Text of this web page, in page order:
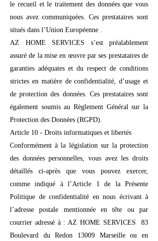
le recueil et le traitement des données que vous
nous avez communiquées. Ces prestataires sont
situés dans l’Union Européenne .
AZ HOME SERVICES s’est préalablement
assuré de la mise en œuvre par ses prestataires de
garanties adéquates et du respect de conditions
strictes en matière de confidentialité, d’usage et
de protection des données. Ces prestataires sont
également soumis au Règlement Général sur la
Protection des Données (RGPD).
Article 10 - Droits informatiques et libertés
Conformément à la législation sur la protection
des données personnelles, vous avez les droits
détaillés ci-après que vous pouvez exercer,
comme indiqué à l’Article 1 de la Présente
Politique de confidentialité en nous écrivant à
l’adresse postale mentionnée en tête ou par
courrier adressé à : AZ HOME SERVICES 83
Boulevard du Redon 13009 Marseille ou en